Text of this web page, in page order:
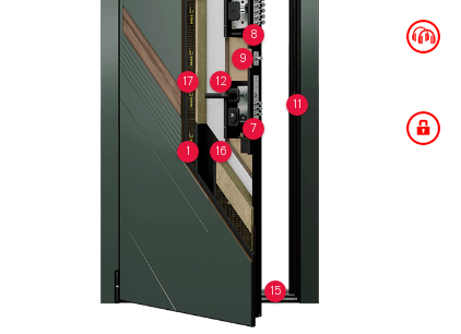
1
7
8
9
11
12
15
16
17